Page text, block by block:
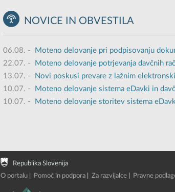
NOVICE IN OBVESTILA
06.08. -
Moteno delovanje pri podpisovanju
22.07. -
Moteno delovanje potrjevanja davčnih
13.07. -
Novi poskusi prevare z lažnim
10.07. -
Moteno delovanje sistema eDavki in
10.07. - Moteno delovanje storitev sistema
Republika Slovenija
O portalu| Pomoč in podpora| Za razvijalce| Pravne